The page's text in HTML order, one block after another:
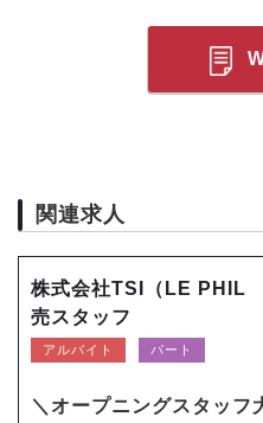
関連求人
株式会社TSI（LE PHIL
売スタッフ
アルバイト パート
＼オープニングスタッフ